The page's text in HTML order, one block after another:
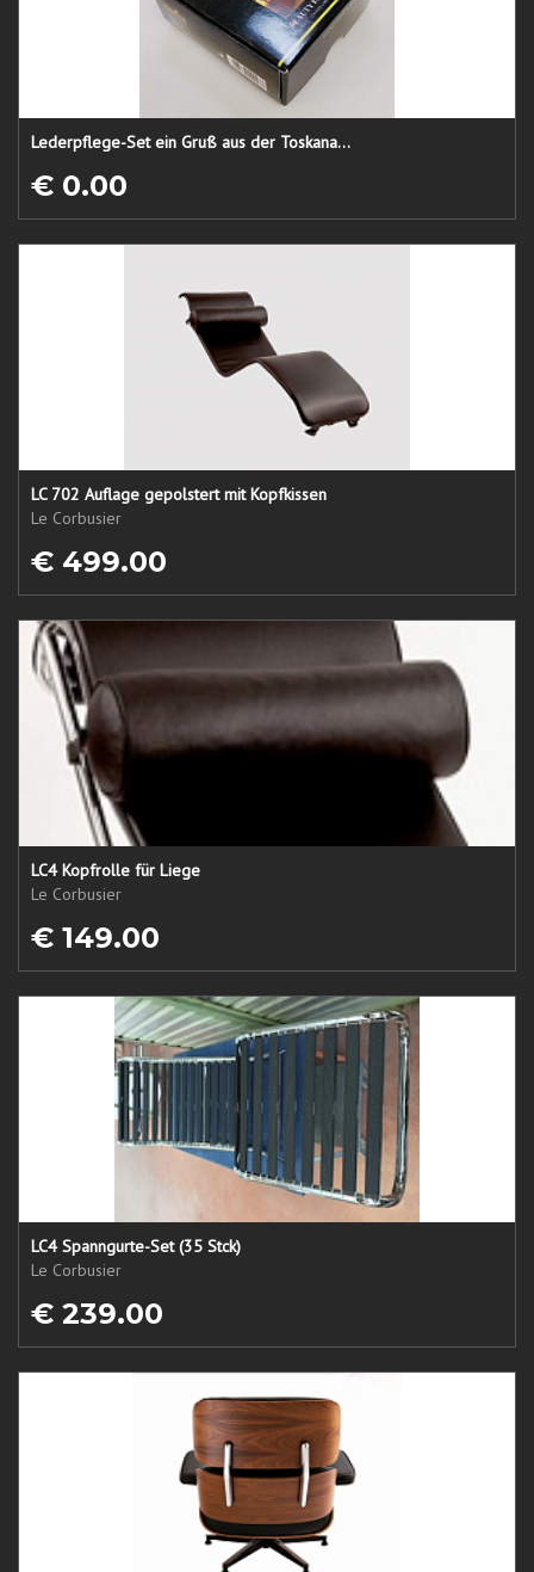
Lederpflege-Set ein Gruß aus der Toskana...
€ 0.00
LC 702 Auflage gepolstert mit Kopfkissen
Le Corbusier
€ 499.00
LC4 Kopfrolle für Liege
Le Corbusier
€ 149.00
LC4 Spanngurte-Set (35 Stck)
Le Corbusier
€ 239.00